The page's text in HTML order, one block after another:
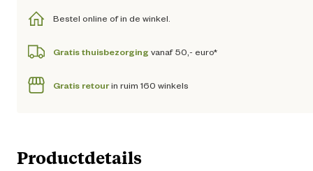
Bestel online of in de winkel.
Gratis thuisbezorging vanaf 50,- euro*
Gratis retourin ruim 160 winkels
Productdetails